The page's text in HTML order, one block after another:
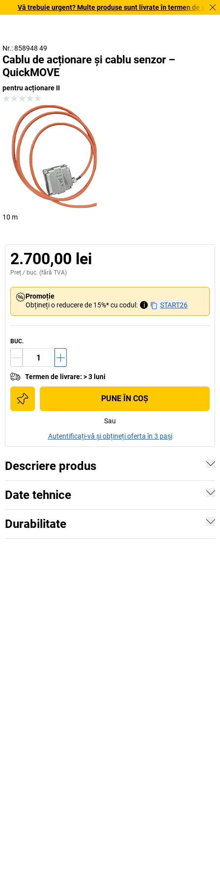
Vă trebuie urgent? Multe produse sunt livrate în termen de o
Nr.: 858948 49
Cablu de acționare și cablu senzor –
QuickMOVE
pentru acționare II
10 m
2.700,00 lei
Preț / buc. (fără TVA)
Promoție
Obțineți o reducere de 15%* cu codul:
i START26
BUC.
Termen de livrare: > 3 luni
PUNE ÎN COŞ
Sau
Autentificați-vă și obțineți oferta în 3 pași
Descriere produs
Date tehnice
Durabilitate